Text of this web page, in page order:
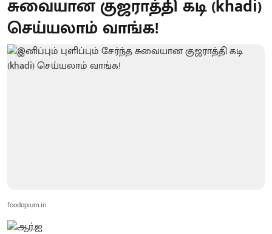
சுவையான குஜராத்தி கடி (khadi)
செய்யலாம் வாங்க!
foodopium.in